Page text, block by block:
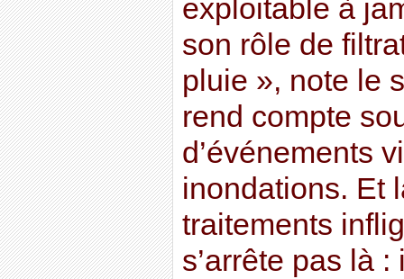
exploitable à
son rôle de
pluie », note le
rend compte
d’événements
inondations. Et
traitements
s’arrête pas là